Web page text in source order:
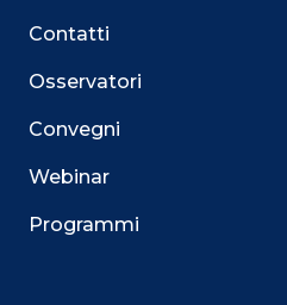
Contatti
Osservatori
Convegni
Webinar
Programmi